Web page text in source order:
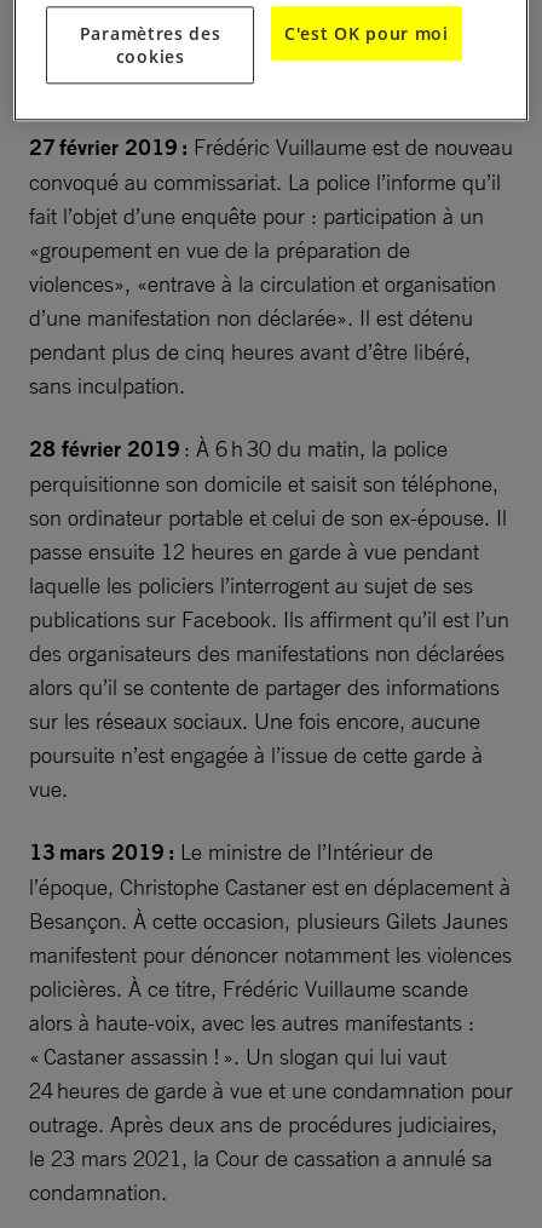
déclarée» et «participation à un rassemblement
susceptible de troubler l’ordre public». Il est remis
en liberté sans inculpation.
27 février 2019 : Frédéric Vuillaume est de nouveau
convoqué au commissariat. La police l’informe qu’il
fait l’objet d’une enquête pour : participation à un
«groupement en vue de la préparation de
violences», «entrave à la circulation et organisation
d’une manifestation non déclarée». Il est détenu
pendant plus de cinq heures avant d’être libéré,
sans inculpation.
28 février 2019 : À 6 h 30 du matin, la police
perquisitionne son domicile et saisit son téléphone,
son ordinateur portable et celui de son ex-épouse. Il
passe ensuite 12 heures en garde à vue pendant
laquelle les policiers l’interrogent au sujet de ses
publications sur Facebook. Ils affirment qu’il est l’un
des organisateurs des manifestations non déclarées
alors qu’il se contente de partager des informations
sur les réseaux sociaux. Une fois encore, aucune
poursuite n’est engagée à l’issue de cette garde à
vue.
13 mars 2019 : Le ministre de l’Intérieur de
l’époque, Christophe Castaner est en déplacement à
Besançon. À cette occasion, plusieurs Gilets Jaunes
manifestent pour dénoncer notamment les violences
policières. À ce titre, Frédéric Vuillaume scande
alors à haute-voix, avec les autres manifestants :
« Castaner assassin ! ». Un slogan qui lui vaut
24 heures de garde à vue et une condamnation pour
outrage. Après deux ans de procédures judiciaires,
le 23 mars 2021, la Cour de cassation a annulé sa
condamnation.
Paramètres des
cookies
C'est OK pour moi